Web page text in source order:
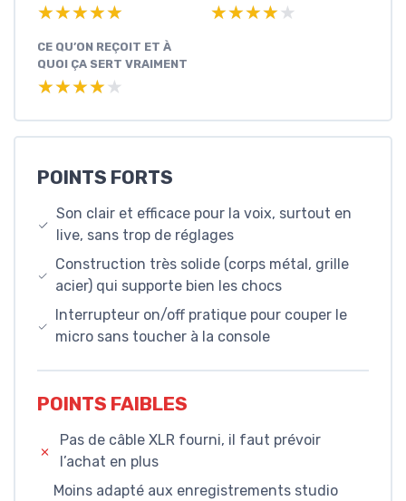
★★★★★
★★★★★ ★★★★★
★★★★★
CE QU’ON REÇOIT ET À
QUOI ÇA SERT VRAIMENT
★★★★★
★★★★★
POINTS FORTS
Son clair et efficace pour la voix, surtout en
live, sans trop de réglages
Construction très solide (corps métal, grille
acier) qui supporte bien les chocs
Interrupteur on/off pratique pour couper le
micro sans toucher à la console
POINTS FAIBLES
Pas de câble XLR fourni, il faut prévoir
l’achat en plus
Moins adapté aux enregistrements studio